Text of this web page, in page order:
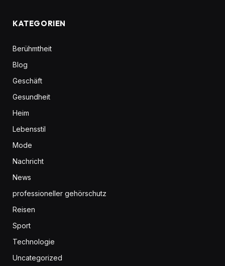
KATEGORIEN
Berühmtheit
Blog
Geschäft
Gesundheit
Heim
Lebensstil
Mode
Nachricht
News
professioneller gehörschutz
Reisen
Sport
Technologie
Uncategorized